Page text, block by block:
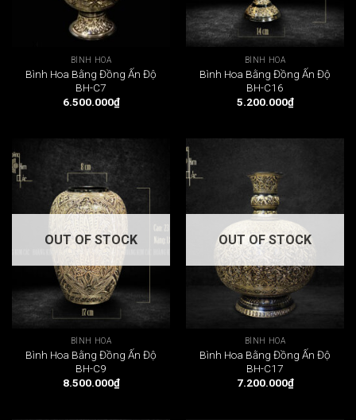
BÌNH HOA
Bình Hoa Bằng Đồng Ấn Độ
BH-C7
6.500.000₫
BÌNH HOA
Bình Hoa Bằng Đồng Ấn Độ
BH-C16
5.200.000₫
OUT OF STOCK
BÌNH HOA
Bình Hoa Bằng Đồng Ấn Độ
BH-C9
8.500.000₫
OUT OF STOCK
BÌNH HOA
Bình Hoa Bằng Đồng Ấn Độ
BH-C17
7.200.000₫